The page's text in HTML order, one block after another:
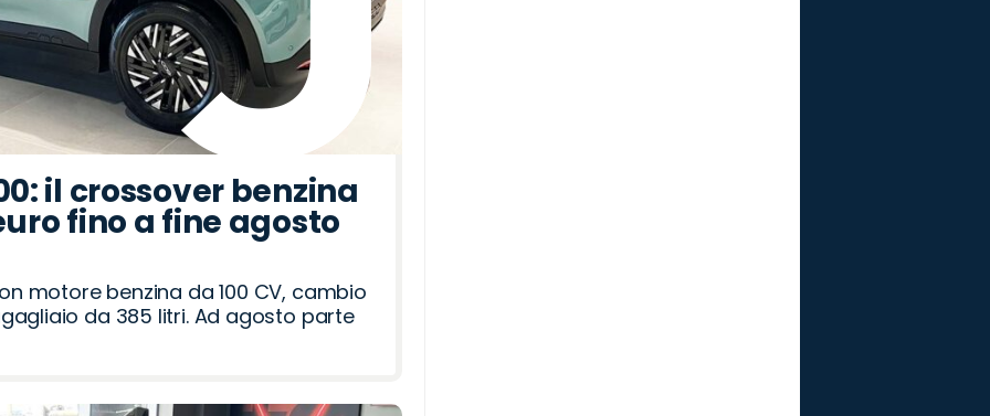
il crossover benzina
fino a fine agosto
motore benzina da 100 CV, cambio
da 385 litri. Ad agosto parte